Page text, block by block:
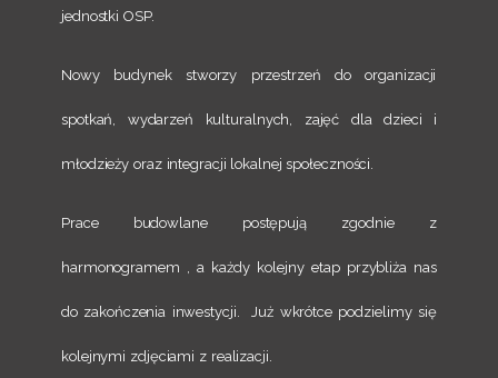
jednostki OSP.
Nowy budynek stworzy przestrzeń do organizacji
spotkań, wydarzeń kulturalnych, zajęć dla dzieci i
młodzieży oraz integracji lokalnej społeczności.
Prace budowlane postępują zgodnie z
harmonogramem , a każdy kolejny etap przybliża nas
do zakończenia inwestycji. Już wkrótce podzielimy się
kolejnymi zdjęciami z realizacji.